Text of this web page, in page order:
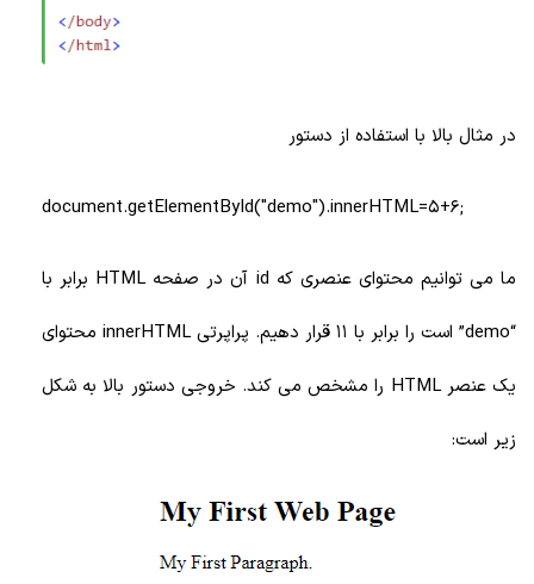
در مثال بالا با استفاده از دستور
;document.getElementById("demo").innerHTML=5+6
ما می توانیم محتوای عنصری که id آن در صفحه HTML برابر با
“demo” است را برابر با 11 قرار دهیم. پراپرتی innerHTML محتوای
یک عنصر HTML را مشخص می کند. خروجی دستور بالا به شکل
زیر است: